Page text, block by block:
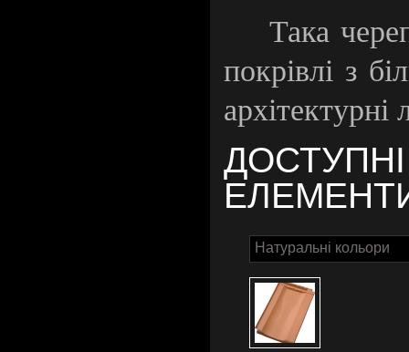
Така
покрівлі з
архітектурні
Натуральні кольори